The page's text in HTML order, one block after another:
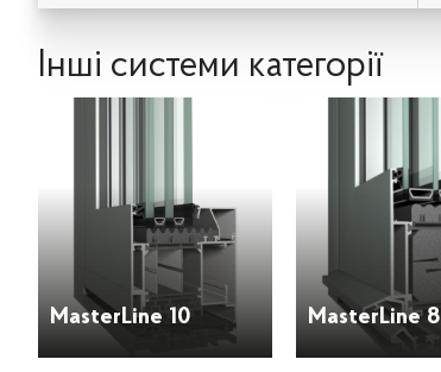
Інші системи категорії
MasterLine 10 MasterLine 8